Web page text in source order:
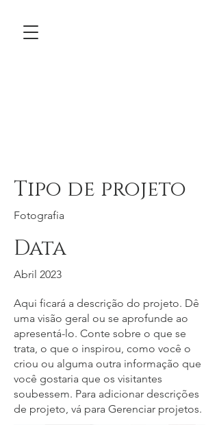
Tipo de projeto
Fotografia
Data
Abril 2023
Aqui ficará a descrição do projeto. Dê
uma visão geral ou se aprofunde ao
apresentá-lo. Conte sobre o que se
trata, o que o inspirou, como você o
criou ou alguma outra informação que
você gostaria que os visitantes
soubessem. Para adicionar descrições
de projeto, vá para Gerenciar projetos.